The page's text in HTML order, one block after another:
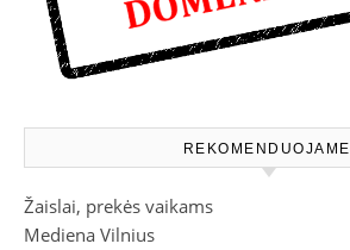
REKOMENDUOJAME
Žaislai, prekės vaikams
Mediena Vilnius